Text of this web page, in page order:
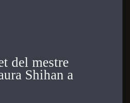
del mestre
Shihan a